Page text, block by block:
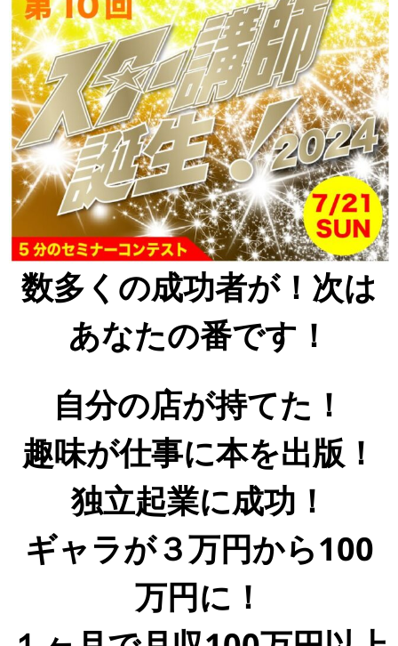
数多くの成功者が！次は
あなたの番です！
自分の店が持てた！
趣味が仕事に本を出版！
独立起業に成功！
ギャラが３万円から100
万円に！